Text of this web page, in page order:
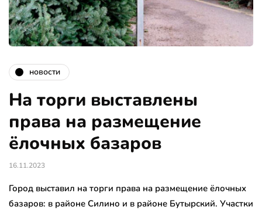
новости
На торги выставлены
права на размещение
ёлочных базаров
16.11.2023
Город выставил на торги права на размещение ёлочных
базаров: в районе Силино и в районе Бутырский. Участки